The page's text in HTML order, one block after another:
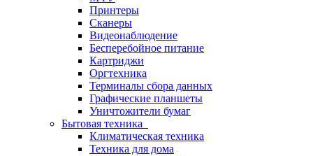
Принтеры
Сканеры
Видеонаблюдение
Бесперебойное питание
Картриджи
Оргтехника
Терминалы сбора данных
Графические планшеты
Уничтожители бумаг
Бытовая техника
Климатическая техника
Техника для дома